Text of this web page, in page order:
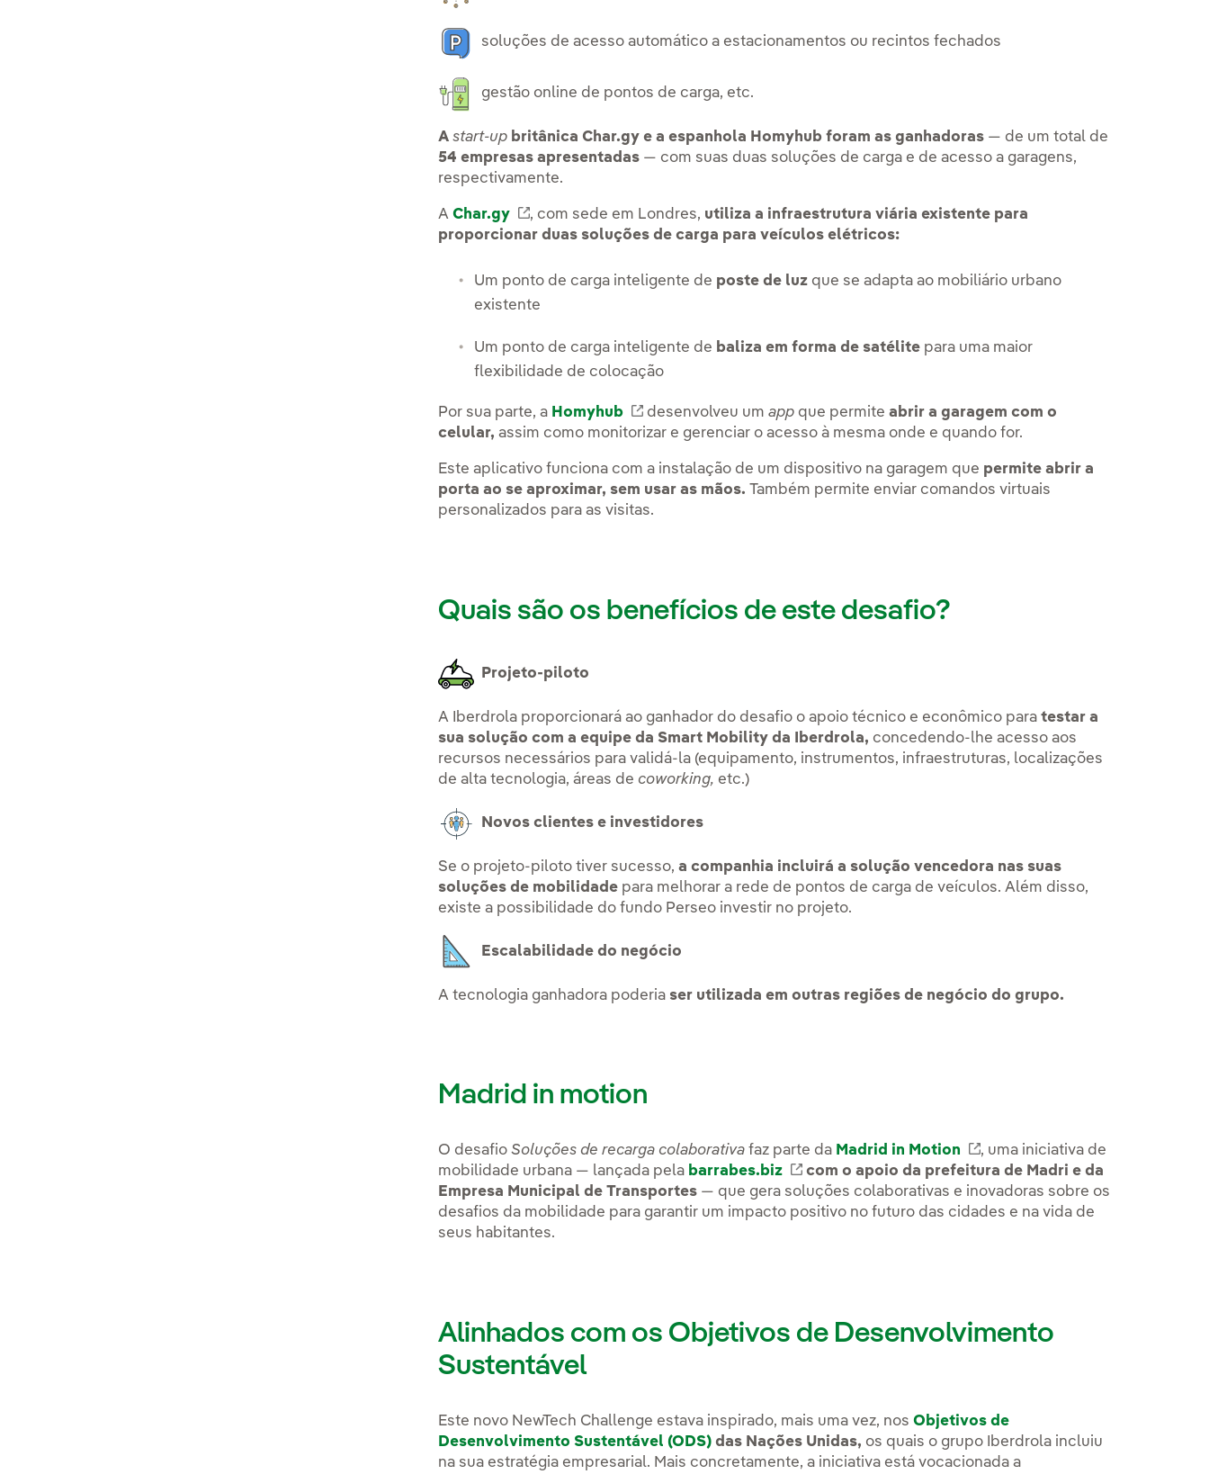
soluções de acesso automático a estacionamentos ou recintos fechados
gestão online de pontos de carga, etc.
Astart-up britânica Char.gy e a espanhola Homyhub foram as ganhadoras — de um total de
54 empresas apresentadas — com suas duas soluções de carga e de acesso a garagens,
respectivamente.
AChar.gy Link externo, abra em uma nova aba.
, com sede em Londres, utiliza a infraestrutura viária existente para
proporcionar duas soluções de carga para veículos elétricos:
Um ponto de carga inteligente de poste de luz que se adapta ao mobiliário urbano
existente
Um ponto de carga inteligente de baliza em forma de satélite para uma maior
flexibilidade de colocação
Por sua parte, a Homyhub Link externo, abra em uma nova aba.
desenvolveu um appque permite abrir a garagem com o
celular, assim como monitorizar e gerenciar o acesso à mesma onde e quando for.
Este aplicativo funciona com a instalação de um dispositivo na garagem que permite abrir a
porta ao se aproximar, sem usar as mãos. Também permite enviar comandos virtuais
personalizados para as visitas.
Quais são os benefícios de este desafio?
Projeto-piloto
A Iberdrola proporcionará ao ganhador do desafio o apoio técnico e econômico paratestar a
sua solução com a equipe da Smart Mobility da Iberdrola, concedendo-lhe acesso aos
recursos necessários para validá-la (equipamento, instrumentos, infraestruturas, localizações
de alta tecnologia, áreas de coworking, etc.)
Novos clientes e investidores
Se o projeto-piloto tiver sucesso,a companhia incluirá a solução vencedora nas suas
soluções de mobilidade para melhorar a rede de pontos de carga de veículos. Além disso,
existe a possibilidade do fundo Perseo investir no projeto.
Escalabilidade do negócio
A tecnologia ganhadora poderia ser utilizada em outras regiões de negócio do grupo.
Madrid in motion
O desafioSoluções de recarga colaborativa faz parte da Madrid in Motion Link externo, abra em uma
, uma iniciativa de
mobilidade urbana — lançada pela barrabes.biz Link externo, abra em uma nova aba.
com o apoio da prefeitura de Madri e da
Empresa Municipal de Transportes — que gera soluções colaborativas e inovadoras sobre os
desafios da mobilidade para garantir um impacto positivo no futuro das cidades e na vida de
seus habitantes.
Alinhados com os Objetivos de Desenvolvimento
Sustentável
Este novo NewTech Challenge estava inspirado, mais uma vez, nosObjetivos de
Desenvolvimento Sustentável (ODS) das Nações Unidas, os quais o grupo Iberdrola incluiu
na sua estratégia empresarial. Mais concretamente, a iniciativa está vocacionada a